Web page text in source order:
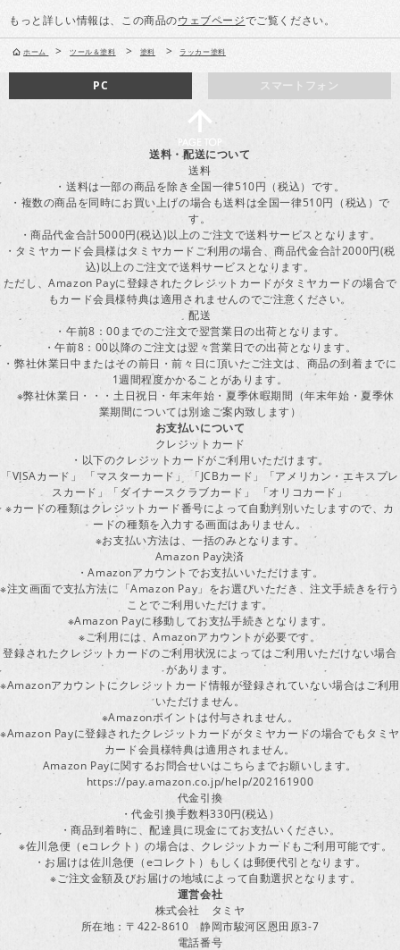
もっと詳しい情報は、この商品のウェブページでご覧ください。
ホーム > ツール＆塗料 > 塗料 > ラッカー塗料
スマートフォン
PC
送料・配送について
送料
・送料は一部の商品を除き全国一律510円（税込）です。
・複数の商品を同時にお買い上げの場合も送料は全国一律510円（税込）で
す。
・商品代金合計5000円(税込)以上のご注文で送料サービスとなります。
・タミヤカード会員様はタミヤカードご利用の場合、商品代金合計2000円(税
込)以上のご注文で送料サービスとなります。
ただし、Amazon Payに登録されたクレジットカードがタミヤカードの場合で
もカード会員様特典は適用されませんのでご注意ください。
配送
・午前8：00までのご注文で翌営業日の出荷となります。
・午前8：00以降のご注文は翌々営業日での出荷となります。
・弊社休業日中またはその前日・前々日に頂いたご注文は、商品の到着までに
1週間程度かかることがあります。
※弊社休業日・・・土日祝日・年末年始・夏季休暇期間（年末年始・夏季休
業期間については別途ご案内致します）
お支払いについて
クレジットカード
・以下のクレジットカードがご利用いただけます。
「VISAカード」 「マスターカード」 「JCBカード」「アメリカン・エキスプレ
スカード」「ダイナースクラブカード」 「オリコカード」
※カードの種類はクレジットカード番号によって自動判別いたしますので、カ
ードの種類を入力する画面はありません。
※お支払い方法は、一括のみとなります。
Amazon Pay決済
・Amazonアカウントでお支払いいただけます。
※注文画面で支払方法に「Amazon Pay」をお選びいただき、注文手続きを行う
ことでご利用いただけます。
※Amazon Payに移動してお支払手続きとなります。
※ご利用には、Amazonアカウントが必要です。
登録されたクレジットカードのご利用状況によってはご利用いただけない場合
があります。
※Amazonアカウントにクレジットカード情報が登録されていない場合はご利用
いただけません。
※Amazonポイントは付与されません。
※Amazon Payに登録されたクレジットカードがタミヤカードの場合でもタミヤ
カード会員様特典は適用されません。
Amazon Payに関するお問合せいはこちらまでお願いします。
https://pay.amazon.co.jp/help/202161900
代金引換
・代金引換手数料330円(税込）
・商品到着時に、配達員に現金にてお支払いください。
※佐川急便（eコレクト）の場合は、クレジットカードもご利用可能です。
・お届けは佐川急便（eコレクト）もしくは郵便代引となります。
※ご注文金額及びお届けの地域によって自動選択となります。
運営会社
株式会社 タミヤ
所在地：〒422-8610 静岡市駿河区恩田原3-7
電話番号